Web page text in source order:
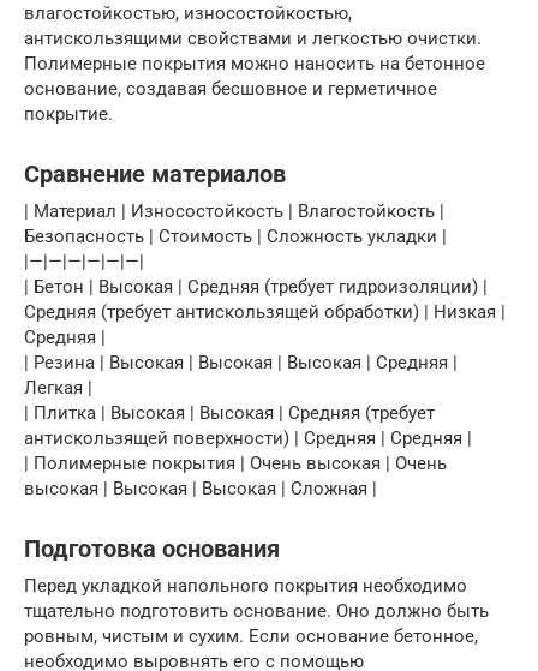
влагостойкостью, износостойкостью,
антискользящими свойствами и легкостью очистки.
Полимерные покрытия можно наносить на бетонное
основание, создавая бесшовное и герметичное
покрытие.
Сравнение материалов
| Материал | Износостойкость | Влагостойкость |
Безопасность | Стоимость | Сложность укладки |
|—|—|—|—|—|—|
| Бетон | Высокая | Средняя (требует гидроизоляции) |
Средняя (требует антискользящей обработки) | Низкая |
Средняя |
| Резина | Высокая | Высокая | Высокая | Средняя |
Легкая |
| Плитка | Высокая | Высокая | Средняя (требует
антискользящей поверхности) | Средняя | Средняя |
| Полимерные покрытия | Очень высокая | Очень
высокая | Высокая | Высокая | Сложная |
Подготовка основания
Перед укладкой напольного покрытия необходимо
тщательно подготовить основание. Оно должно быть
ровным, чистым и сухим. Если основание бетонное,
необходимо выровнять его с помощью